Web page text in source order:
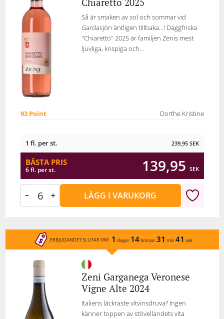
Så är smaken av sol och sommar vid
Gardasjön äntligen tillbaka…! Daggfriska
"Chiaretto" 2025 är familjen Zenis mest
ljuvliga, krispiga och...
93 Point Dorthe Kristine
1 fl. per st. 239,95 SEK
BÄSTA PRIS
6 fl. per st. 139,95 SEK
LÄGG I VARUKORG
ERBJUDANDET SLUTAR OM: 1 dagar 14timmar31 min 41 sek
Zeni Garganega Veronese
Vigne Alte 2024
Italiens läckraste vitvinsdruva? Ingen
känner toppen av stövellandets vita